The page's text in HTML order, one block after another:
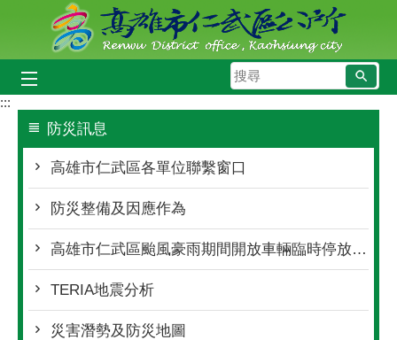
跳到主要內容區塊
搜
尋
:::
防災訊息
高雄市仁武區各單位聯繫窗口
防災整備及因應作為
高雄市仁武區颱風豪雨期間開放車輛臨時停放處所
TERIA地震分析
災害潛勢及防災地圖